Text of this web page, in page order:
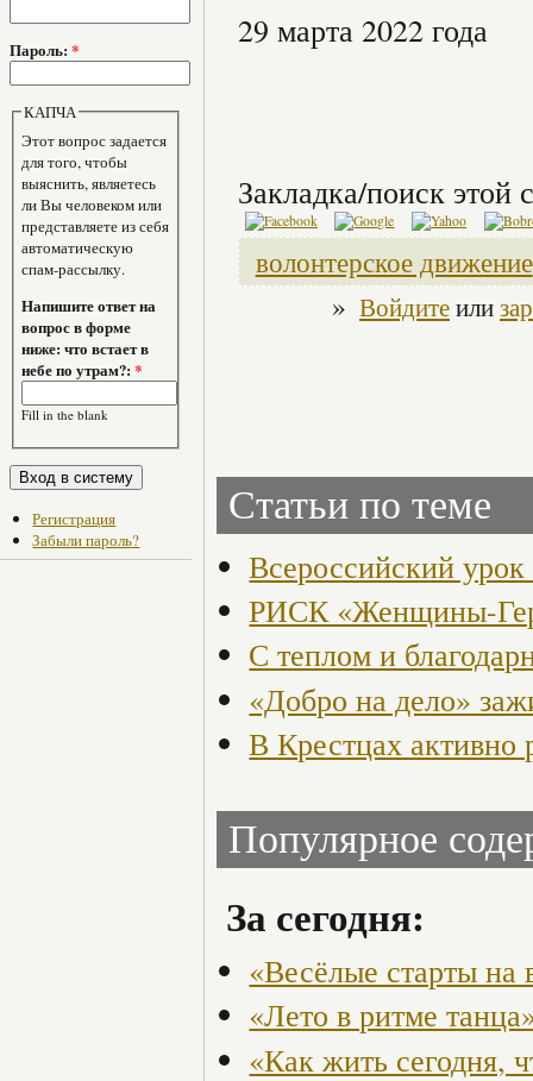
Пароль: *
КАПЧА
Этот вопрос задается
для того, чтобы
выяснить, являетесь
ли Вы человеком или
представляете из себя
автоматическую
спам-рассылку.
Напишите ответ на
вопрос в форме
ниже: что встает в
небе по утрам?:*
Fill in the blank
Регистрация
Забыли пароль?
29 марта 2022 года
Закладка/поиск этой
волонтерское движение
» Войдитеили
Статьи по теме
Всероссийский
РИСК «Женщины-
С теплом и
«Добро на дело»
В Крестцах активно
Популярное
За сегодня:
«Весёлые старты на
«Лето в ритме
«Как жить сегодня,